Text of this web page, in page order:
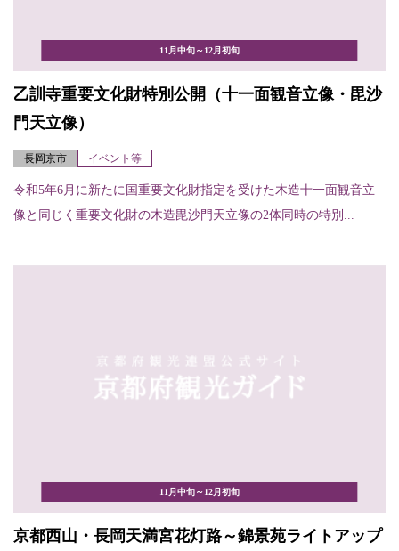
11月中旬～12月初旬
乙訓寺重要文化財特別公開（十一面観音立像・毘沙
門天立像）
長岡京市 イベント等
令和5年6月に新たに国重要文化財指定を受けた木造十一面観音立
像と同じく重要文化財の木造毘沙門天立像の2体同時の特別...
11月中旬～12月初旬
京都西山・長岡天満宮花灯路～錦景苑ライトアップ